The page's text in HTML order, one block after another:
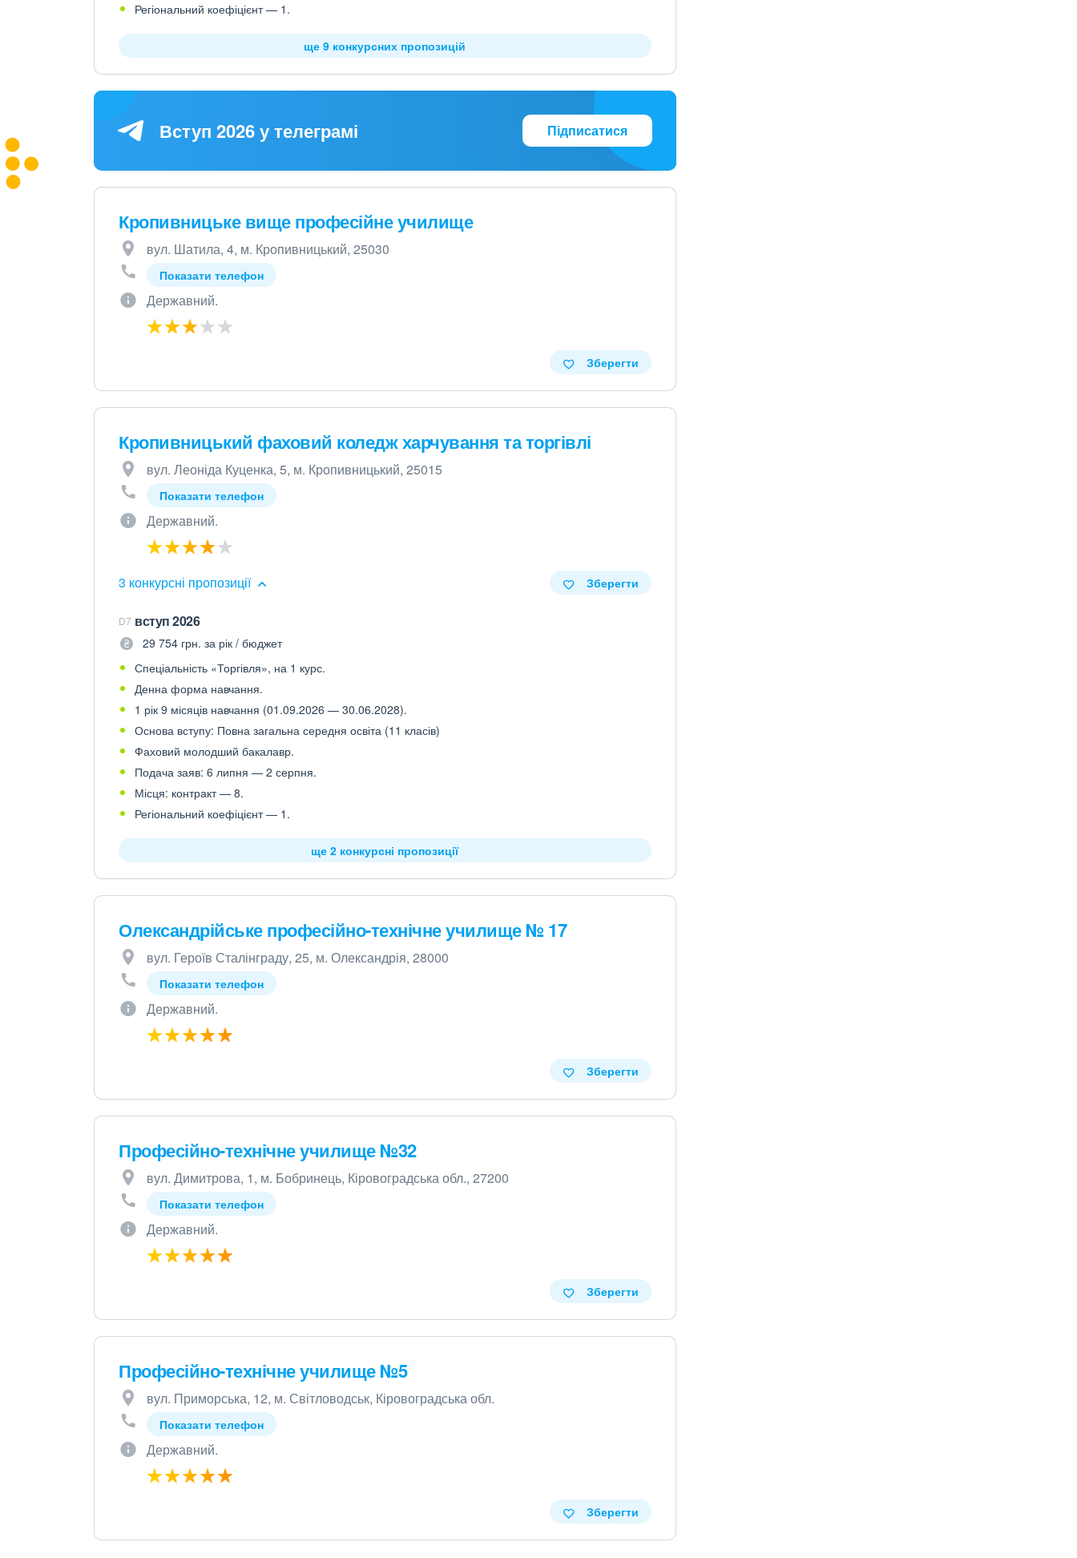
Регіональний коефіцієнт — 1.
ще 9 конкурсних пропозицій
Вступ 2026 у телеграмі Підписатися
Кропивницьке вище професійне училище
вул. Шатила, 4, м. Кропивницький, 25030
Показати телефон
Державний.
Зберегти
Кропивницький фаховий коледж харчування та торгівлі
вул. Леоніда Куценка, 5, м. Кропивницький, 25015
Показати телефон
Державний.
3 конкурсні пропозиції Зберегти
D7 вступ 2026
29 754 грн. за рік / бюджет
Спеціальність «Торгівля», на 1 курс.
Денна форма навчання.
1 рік 9 місяців навчання (01.09.2026 — 30.06.2028).
Основа вступу: Повна загальна середня освіта (11 класів)
Фаховий молодший бакалавр.
Подача заяв: 6 липня — 2 серпня.
Місця: контракт — 8.
Регіональний коефіцієнт — 1.
ще 2 конкурсні пропозиції
Олександрійське професійно-технічне училище № 17
вул. Героїв Сталінграду, 25, м. Олександрія, 28000
Показати телефон
Державний.
Зберегти
Професійно-технічне училище №32
вул. Димитрова, 1, м. Бобринець, Кіровоградська обл., 27200
Показати телефон
Державний.
Зберегти
Професійно-технічне училище №5
вул. Приморська, 12, м. Світловодськ, Кіровоградська обл.
Показати телефон
Державний.
Зберегти